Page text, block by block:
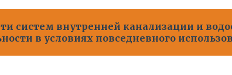
систем внутренней канализации и
в условиях повседневного